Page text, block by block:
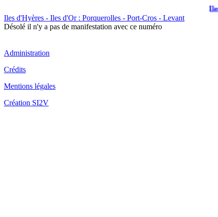
Iles d'Hyères - Iles d'Or : Porquerolles - Port-Cros - Levant
Désolé il n'y a pas de manifestation avec ce numéro
Administration
Crédits
Mentions légales
Création SI2V